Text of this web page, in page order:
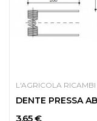
L'AGRICOLA RICAMBI
3,65 €